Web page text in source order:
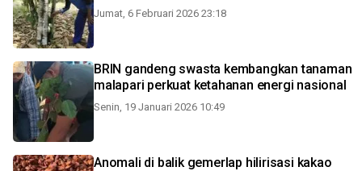
Jumat, 6 Februari 2026 23:18
BRIN gandeng swasta kembangkan tanaman
malapari perkuat ketahanan energi nasional
Senin, 19 Januari 2026 10:49
Anomali di balik gemerlap hilirisasi kakao